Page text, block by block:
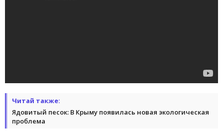
Читай также:
Ядовитый песок: В Крыму появилась новая экологическая
проблема